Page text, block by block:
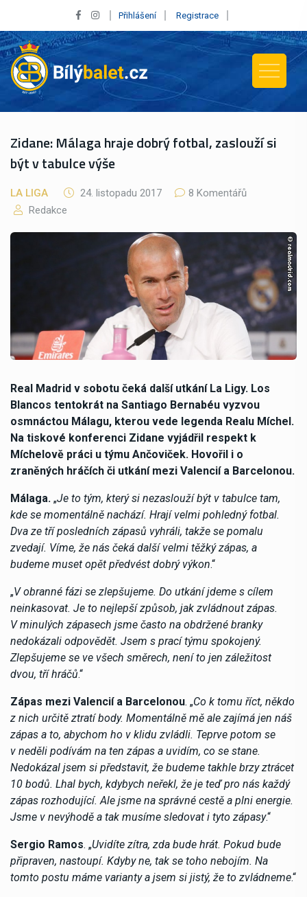
Přihlášení Registrace
Zidane: Málaga hraje dobrý fotbal, zaslouží si
být v tabulce výše
LA LIGA 24. listopadu 2017
8 Komentářů
Redakce
Real Madrid v sobotu čeká další utkání La Ligy. Los
Blancos tentokrát na Santiago Bernabéu vyzvou
osmnáctou Málagu, kterou vede legenda Realu Míchel.
Na tiskové konferenci Zidane vyjádřil respekt k
Míchelově práci u týmu Ančoviček. Hovořil i o
zraněných hráčích či utkání mezi Valencií a Barcelonou.
Málaga. „Je to tým, který si nezaslouží být v tabulce tam,
kde se momentálně nachází. Hrají velmi pohledný fotbal.
Dva ze tří posledních zápasů vyhráli, takže se pomalu
zvedají. Víme, že nás čeká další velmi těžký zápas, a
budeme muset opět předvést dobrý výkon.“
„V obranné fázi se zlepšujeme. Do utkání jdeme s cílem
neinkasovat. Je to nejlepší způsob, jak zvládnout zápas.
V minulých zápasech jsme často na obdržené branky
nedokázali odpovědět. Jsem s prací týmu spokojený.
Zlepšujeme se ve všech směrech, není to jen záležitost
dvou, tří hráčů.“
Zápas mezi Valencií a Barcelonou. „Co k tomu říct, někdo
z nich určitě ztratí body. Momentálně mě ale zajímá jen náš
zápas a to, abychom ho v klidu zvládli. Teprve potom se
v neděli podívám na ten zápas a uvidím, co se stane.
Nedokázal jsem si představit, že budeme takhle brzy ztrácet
10 bodů. Lhal bych, kdybych neřekl, že je teď pro nás každý
zápas rozhodující. Ale jsme na správné cestě a plni energie.
Jsme v nevýhodě a tak musíme sledovat i tyto zápasy.“
Sergio Ramos. „Uvidíte zítra, zda bude hrát. Pokud bude
připraven, nastoupí. Kdyby ne, tak se toho nebojím. Na
tomto postu máme varianty a jsem si jistý, že to zvládneme.“